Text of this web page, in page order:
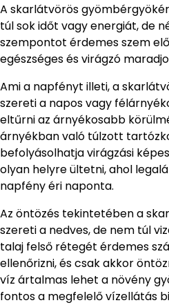
A skarlátvörös
túl sok időt vagy energiát, de
szempontot érdemes szem
egészséges és virágzó
Ami a napfényt illeti, a
szereti a napos vagy
eltűrni az árnyékosabb
árnyékban való túlzott
befolyásolhatja virágzási
olyan helyre ültetni, ahol
napfény éri naponta.
Az öntözés tekintetében a
szereti a nedves, de nem túl
talaj felső rétegét érdemes
ellenőrizni, és csak akkor
víz ártalmas lehet a növény
fontos a megfelelő vízellátás